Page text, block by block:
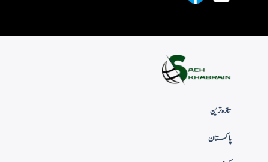
تازہ ترین
پاکستان